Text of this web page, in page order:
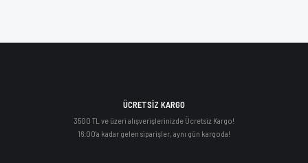
ÜCRETSİZ KARGO
3500 TL ve üzeri alışverişlerinizde Ücretsiz Kargo!
16:00'a kadar gelen siparişler, aynı gün kargoda!